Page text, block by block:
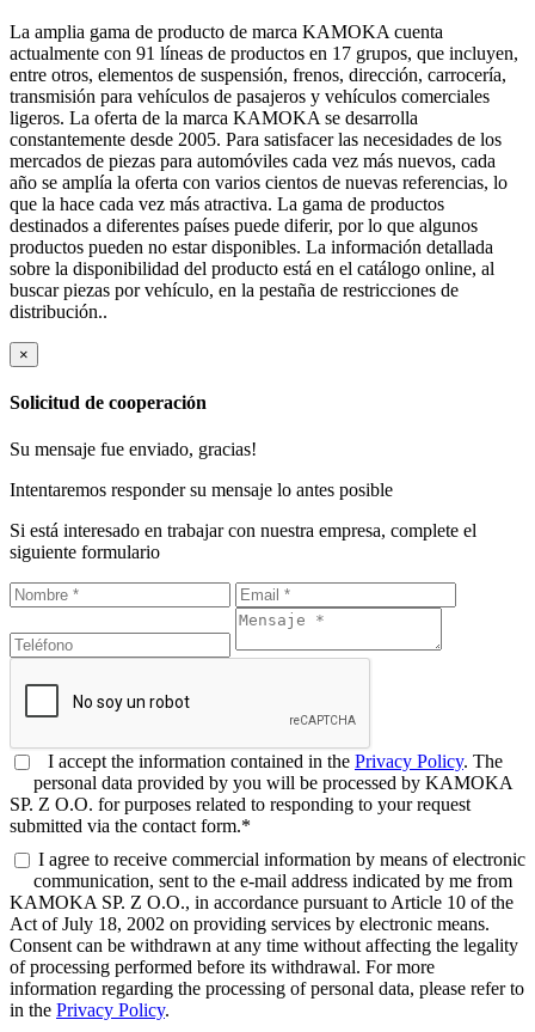
La amplia gama de producto de marca KAMOKA cuenta
actualmente con 91 líneas de productos en 17 grupos, que incluyen,
entre otros, elementos de suspensión, frenos, dirección, carrocería,
transmisión para vehículos de pasajeros y vehículos comerciales
ligeros. La oferta de la marca KAMOKA se desarrolla
constantemente desde 2005. Para satisfacer las necesidades de los
mercados de piezas para automóviles cada vez más nuevos, cada
año se amplía la oferta con varios cientos de nuevas referencias, lo
que la hace cada vez más atractiva. La gama de productos
destinados a diferentes países puede diferir, por lo que algunos
productos pueden no estar disponibles. La información detallada
sobre la disponibilidad del producto está en el catálogo online, al
buscar piezas por vehículo, en la pestaña de restricciones de
distribución..
×
Solicitud de cooperación
Su mensaje fue enviado, gracias!
Intentaremos responder su mensaje lo antes posible
Si está interesado en trabajar con nuestra empresa, complete el
siguiente formulario
I accept the information contained in the Privacy Policy. The
personal data provided by you will be processed by KAMOKA
SP. Z O.O. for purposes related to responding to your request
submitted via the contact form.*
I agree to receive commercial information by means of electronic
communication, sent to the e-mail address indicated by me from
KAMOKA SP. Z O.O., in accordance pursuant to Article 10 of the
Act of July 18, 2002 on providing services by electronic means.
Consent can be withdrawn at any time without affecting the legality
of processing performed before its withdrawal. For more
information regarding the processing of personal data, please refer to
in the Privacy Policy.